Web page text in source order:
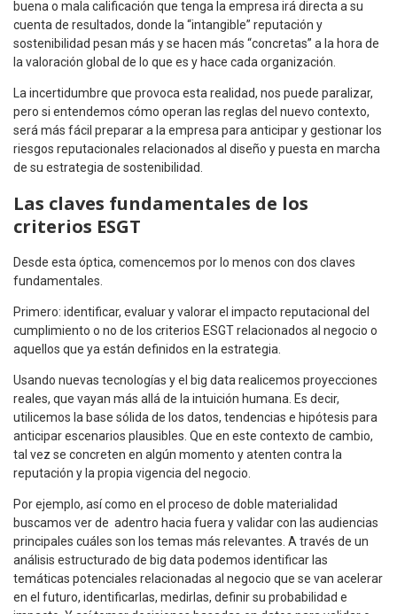
buena o mala calificación que tenga la empresa irá directa a su
cuenta de resultados, donde la “intangible” reputación y
sostenibilidad pesan más y se hacen más “concretas” a la hora de
la valoración global de lo que es y hace cada organización.
La incertidumbre que provoca esta realidad, nos puede paralizar,
pero si entendemos cómo operan las reglas del nuevo contexto,
será más fácil preparar a la empresa para anticipar y gestionar los
riesgos reputacionales relacionados al diseño y puesta en marcha
de su estrategia de sostenibilidad.
Las claves fundamentales de los
criterios ESGT
Desde esta óptica, comencemos por lo menos con dos claves
fundamentales.
Primero: identificar, evaluar y valorar el impacto reputacional del
cumplimiento o no de los criterios ESGT relacionados al negocio o
aquellos que ya están definidos en la estrategia.
Usando nuevas tecnologías y el big data realicemos proyecciones
reales, que vayan más allá de la intuición humana. Es decir,
utilicemos la base sólida de los datos, tendencias e hipótesis para
anticipar escenarios plausibles. Que en este contexto de cambio,
tal vez se concreten en algún momento y atenten contra la
reputación y la propia vigencia del negocio.
Por ejemplo, así como en el proceso de doble materialidad
buscamos ver de adentro hacia fuera y validar con las audiencias
principales cuáles son los temas más relevantes. A través de un
análisis estructurado de big data podemos identificar las
temáticas potenciales relacionadas al negocio que se van acelerar
en el futuro, identificarlas, medirlas, definir su probabilidad e